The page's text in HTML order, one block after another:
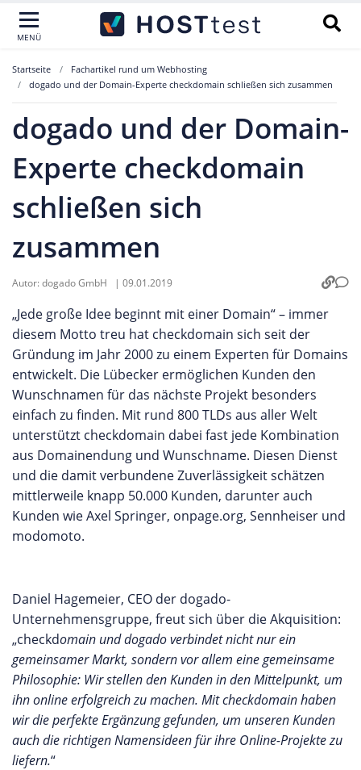
MENÜ
Startseite
Fachartikel rund um Webhosting
dogado und der Domain-Experte checkdomain schließen sich zusammen
dogado und der Domain-
Experte checkdomain
schließen sich
zusammen
Autor:dogado GmbH | 09.01.2019
„Jede große Idee beginnt mit einer Domain“ – immer
diesem Motto treu hat checkdomain sich seit der
Gründung im Jahr 2000 zu einem Experten für Domains
entwickelt. Die Lübecker ermöglichen Kunden den
Wunschnamen für das nächste Projekt besonders
einfach zu finden. Mit rund 800 TLDs aus aller Welt
unterstützt checkdomain dabei fast jede Kombination
aus Domainendung und Wunschname. Diesen Dienst
und die damit verbundene Zuverlässigkeit schätzen
mittlerweile knapp 50.000 Kunden, darunter auch
Kunden wie Axel Springer, onpage.org, Sennheiser und
modomoto.
Daniel Hagemeier, CEO der dogado-
Unternehmensgruppe, freut sich über die Akquisition:
„checkdomain und dogado verbindet nicht nur ein
gemeinsamer Markt, sondern vor allem eine gemeinsame
Philosophie: Wir stellen den Kunden in den Mittelpunkt, um
ihn online erfolgreich zu machen. Mit checkdomain haben
wir die perfekte Ergänzung gefunden, um unseren Kunden
auch die richtigen Namensideen für ihre Online-Projekte zu
liefern.“